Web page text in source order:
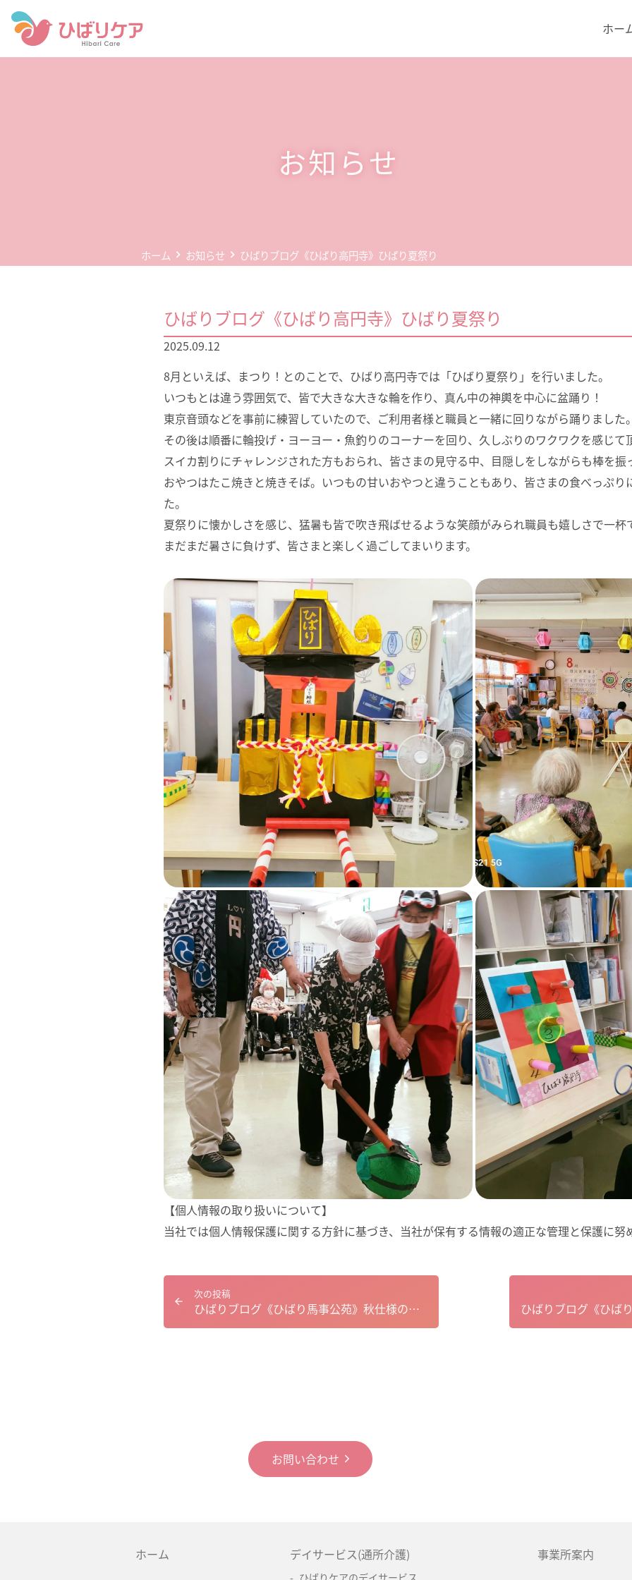
ホー
お知らせ
ホーム お知らせ ひばりブログ《ひばり高円寺》ひばり夏祭り
ひばりブログ《ひばり高円寺》ひばり夏祭り
2025.09.12
8月といえば、まつり！とのことで、ひばり高円寺では「ひばり夏祭り」を行いました。
いつもとは違う雰囲気で、皆で大きな大きな輪を作り、真ん中の神輿を中心に盆踊り！
東京音頭などを事前に練習していたので、ご利用者様と職員と一緒に回りながら踊りました
その後は順番に輪投げ・ヨーヨー・魚釣りのコーナーを回り、久しぶりのワクワクを感じて
スイカ割りにチャレンジされた方もおられ、皆さまの見守る中、目隠しをしながらも棒を振
おやつはたこ焼きと焼きそば。いつもの甘いおやつと違うこともあり、皆さまの食べっぷ
た。
夏祭りに懐かしさを感じ、猛暑も皆で吹き飛ばせるような笑顔がみられ職員も嬉しさで一杯
まだまだ暑さに負けず、皆さまと楽しく過ごしてまいります。
【個人情報の取り扱いについて】
当社では個人情報保護に関する方針に基づき、当社が保有する情報の適正な管理と保護に努
次の投稿
ひばりブログ《ひばり馬事公苑》秋仕様の手作り壁飾り
お問い合わせ
ホーム デイサービス(通所介護) 事業所案内